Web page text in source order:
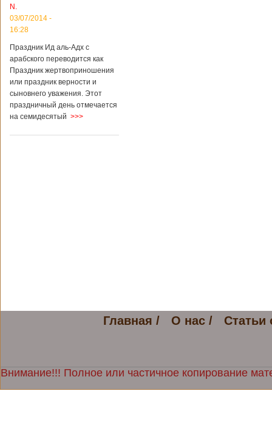
N.
03/07/2014 -
16:28
Праздник Ид аль-Адх с
арабского переводится как
Праздник жертвоприношения
или праздник верности и
сыновнего уважения. Этот
праздничный день отмечается
на семидесятый >>>
Главная / О нас / Статьи
Внимание!!! Полное или частичное копирование